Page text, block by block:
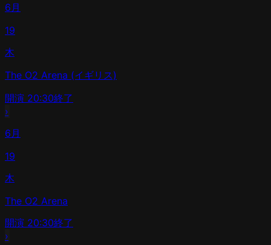
6月
19
木
The O2 Arena (イギリス)
開演 20:30終了
›
6月
19
木
The O2 Arena
開演 20:30終了
›